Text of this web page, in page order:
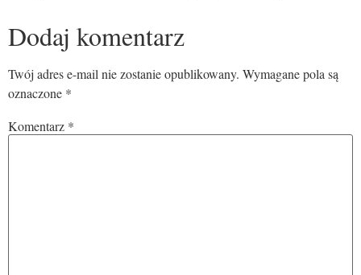
Dodaj komentarz
Twój adres e-mail nie zostanie opublikowany. Wymagane pola są
oznaczone *
Komentarz *